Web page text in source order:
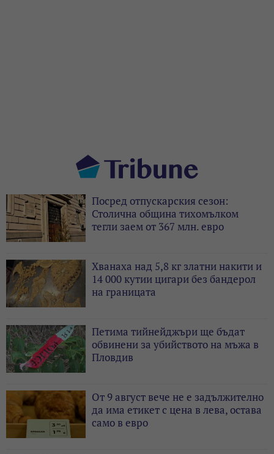
Посред отпускарския сезон:
Столична община тихомълком
тегли заем от 367 млн. евро
Хванаха над 5,8 кг златни накити и
14 000 кутии цигари без бандерол
на границата
Петима тийнейджъри ще бъдат
обвинени за убийството на мъжа в
Пловдив
От 9 август вече не е задължително
да има етикет с цена в лева, остава
само в евро